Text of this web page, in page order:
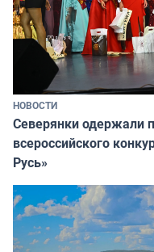
НОВОСТИ
Северянки одержали
всероссийского
Русь»